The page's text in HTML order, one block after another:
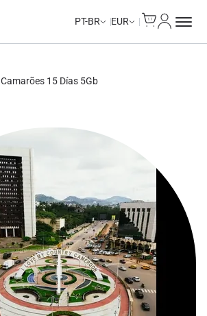
PT-BR EUR
Camarões 15 Días 5Gb